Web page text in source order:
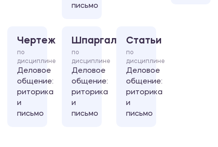
письмо
Чертеж
по
дисциплине
Деловое
общение:
риторика
и
письмо
Шпаргалка
по
дисциплине
Деловое
общение:
риторика
и
письмо
Статьи
по
дисциплине
Деловое
общение:
риторика
и
письмо